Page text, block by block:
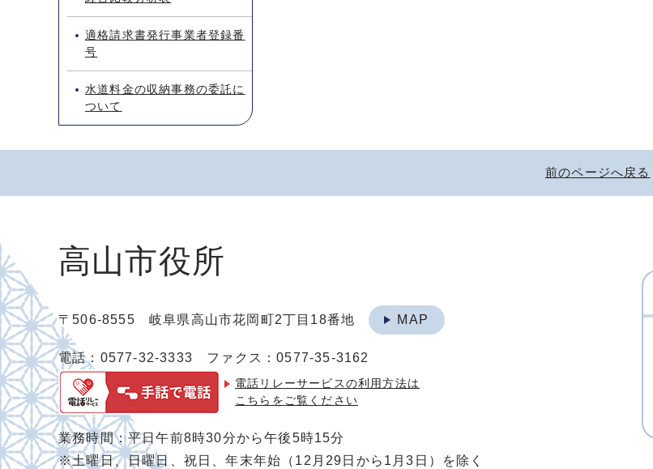
適格請求書発行事業者登録番
号
水道料金の収納事務の委託に
ついて
前のページへ戻る
高山市役所
〒506-8555 岐阜県高山市花岡町2丁目18番地 MAP
電話：0577-32-3333 ファクス：0577-35-3162
電話リレーサービスの利用方法は
こちらをご覧ください
業務時間：平日午前8時30分から午後5時15分
※土曜日、日曜日、祝日、年末年始（12月29日から1月3日）を除く